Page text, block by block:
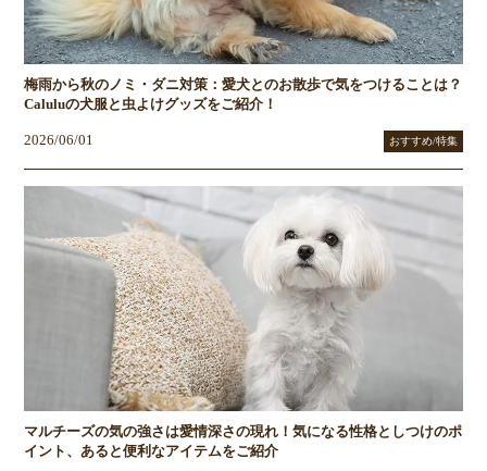
梅雨から秋のノミ・ダニ対策：愛犬とのお散歩で気をつけることは？
Caluluの犬服と虫よけグッズをご紹介！
2026/06/01 おすすめ/特集
マルチーズの気の強さは愛情深さの現れ！気になる性格としつけのポ
イント、あると便利なアイテムをご紹介